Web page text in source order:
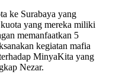
ke Surabaya yang
yang mereka miliki
memanfaatkan 5
kegiatan mafia
MinyaKita yang
Nezar.